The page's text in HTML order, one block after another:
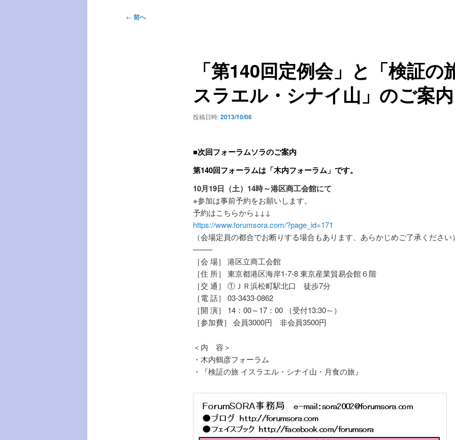
投
← 前へ
「第140回定例会」と「検証の
スラエル・シナイ山」のご案内
投稿日時:2013/10/06
■次回フォーラムソラのご案内
第140回フォーラムは「木内フォーラム」です。
10月19日（土）14時～港区商工会館にて
※参加は事前予約をお願いします。
予約はこちらから↓↓↓
https://www.forumsora.com/?page_id=171
（会場定員の都合でお断りする場合もあります、あらかじめご了承ください
——–
［会 場］ 港区立商工会館
［住 所］ 東京都港区海岸1-7-8 東京産業貿易会館６階
［交 通］ ①ＪＲ浜松町駅北口 徒歩7分
［電 話］ 03-3433-0862
［開 演］ 14：00～17：00 （受付13:30～）
［参加費］ 会員3000円 非会員3500円
＜内 容＞
・木内鶴彦フォーラム
・『検証の旅 イスラエル・シナイ山・月食の旅』